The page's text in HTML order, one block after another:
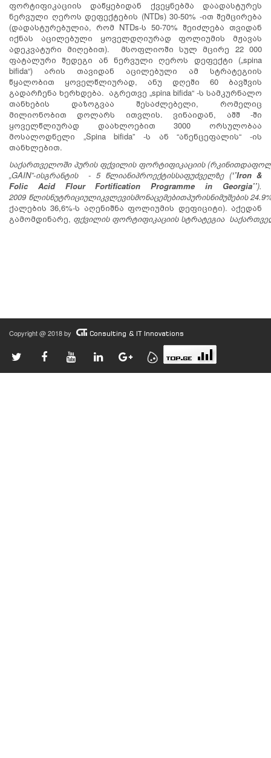
ფორტიფიკაციის დაწყებიდან ქვეყნებმა დაადასტურეს
ნერვული ღეროს დეფექტების (NTDs) 30-50% -ით შემცირება
(დადასტურებულია, რომ NTDs-ს 50-70% შეიძლება თვიდან
იქნას აცილებული ყოველდღიურად ფოლიუმის მჟავას
ადეკვატური მიღებით). მსოფლიოში სულ მცირე 22 000
ფატალური შედეგი ან ნერვული ღეროს დეფექტი („spina
bifida“) არის თავიდან აცილებული ამ სტრატეგიის
წყალობით ყოველწლიურად, ანუ დღეში 60 ბავშვის
გადარჩენა ხერხდება. აგრეთვე „spina bifida“ -ს სამკურნალო
თანხების დაზოგვაა შესაძლებელი, რომელიც
მილიონობით დოლარს ითვლის. ვინაიდან, აშშ -ში
ყოველწლიურად დაახლოებით 3000 ორსულობაა
მოსალოდნელი „Spina bifida” -ს ან “ანენცეფალის“ -ის
თანხლებით.
საქართველოში პურის ფქვილის ფორტიფიკაციის(რკინითდა
„GAIN”-ისგრანტის- 5 წლიანიპროექტისსაფუძველზე(‘’Iron &
Folic Acid Flour Fortification Programme in Georgia’’).
2009 წლისნუტრიციულიკვლევისმონაცემებითპურისნიმუშების
ქალების 36,6%-ს აღენიშნა ფოლიუმის დეფიციტი). აქედან
გამომდინარე, ფქვილის ფორტიფიკაციის სტრატეგია
Copyright @ 2018 by Consulting & IT Innovations